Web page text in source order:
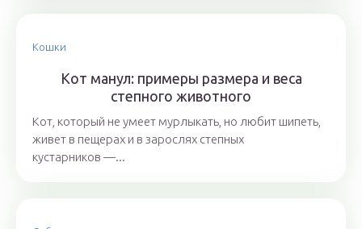
Кошки
Кот манул: примеры размера и веса
степного животного
Кот, который не умеет мурлыкать, но любит шипеть,
живет в пещерах и в зарослях степных
кустарников —...